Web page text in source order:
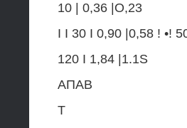
10 | 0,36 |О,23
I I 30 I 0,90 |0,58 ! •!
120 I 1,84 |1.1S
АПАВ
Т